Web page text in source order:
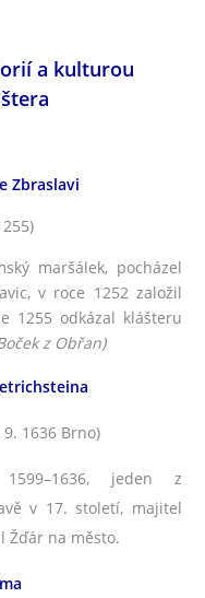
a kulturou
Zbraslavi
maršálek, pocházel
v roce 1252 založil
1255 odkázal klášteru
z Obřan)
1636 Brno)
jeden z
v 17. století, majitel
Žďár na město.